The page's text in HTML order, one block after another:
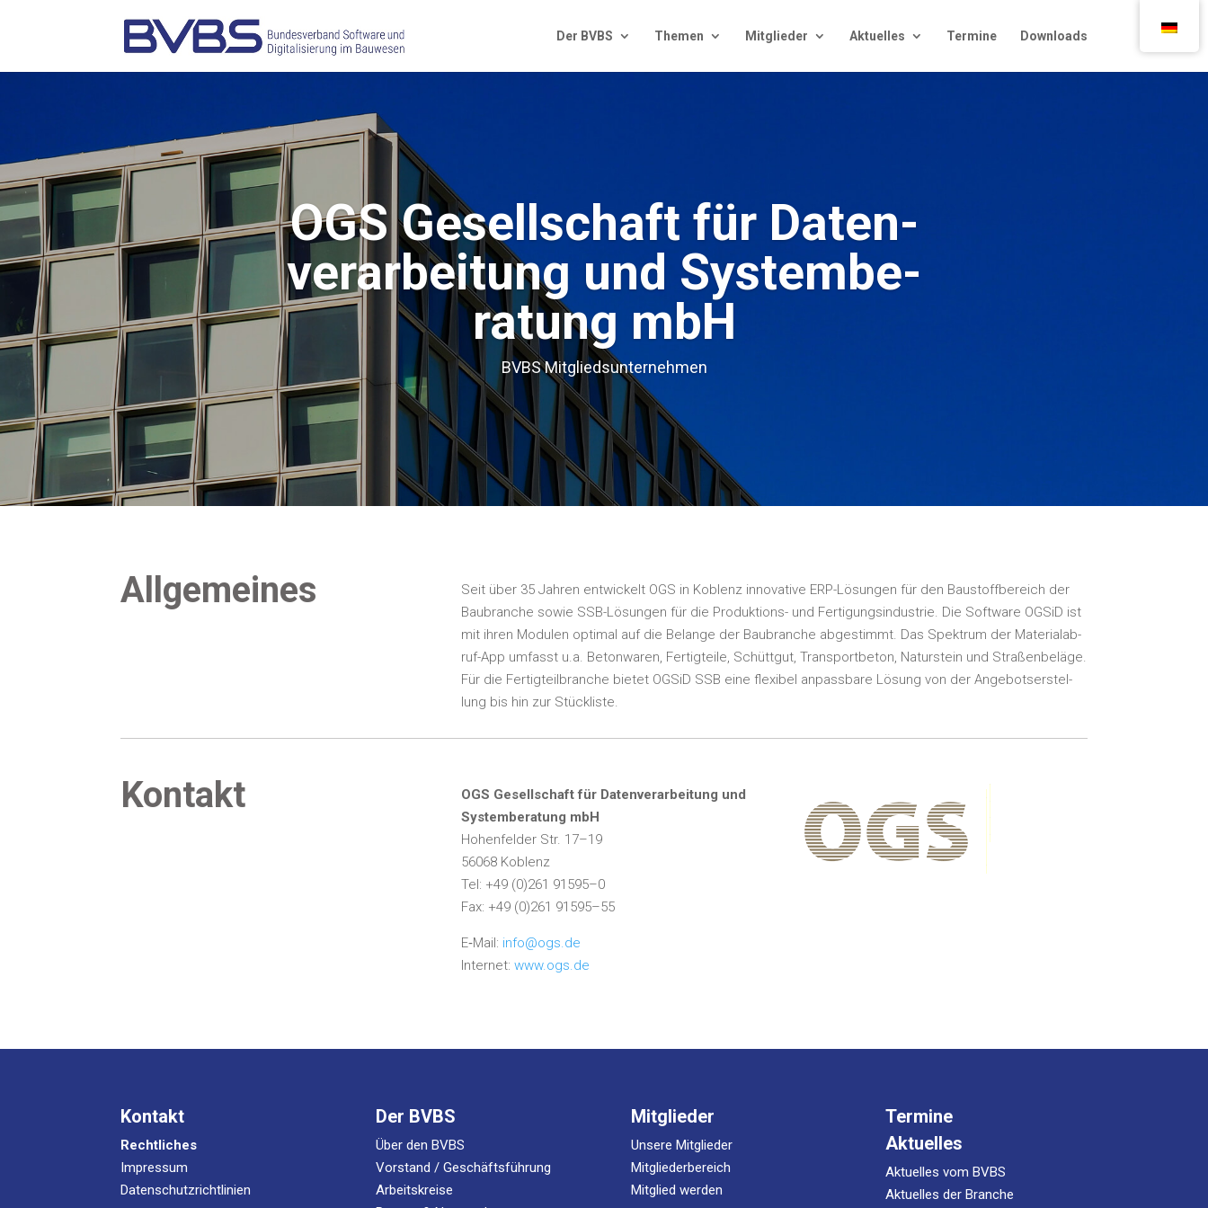
Der BVBS The­men Mit­glie­der Aktu­el­les Ter­mi­ne Down­loads
OGS Gesell­schaft für Daten­
ver­ar­bei­tung und Sys­tem­be­
ra­tung mbH
BVBS Mit­glieds­un­ter­neh­men
All­ge­mei­nes
Seit über 35 Jah­ren ent­wi­ckelt OGS in Koblenz inno­va­ti­ve ERP-Lösun­gen für den Bau­stoff­be­reich der
Bau­bran­che sowie SSB-Lösun­gen für die Pro­duk­ti­ons- und Fer­ti­gungs­in­dus­trie. Die Soft­ware OGS­iD ist
mit ihren Modu­len opti­mal auf die Belan­ge der Bau­bran­che abge­stimmt. Das Spek­trum der Mate­ri­al­ab­
ruf-App umfasst u.a. Beton­wa­ren, Fer­tig­tei­le, Schütt­gut, Trans­port­be­ton, Natur­stein und Stra­ßen­be­lä­ge.
Für die Fer­tig­teil­bran­che bie­tet OGS­iD SSB eine fle­xi­bel anpass­ba­re Lösung von der Ange­bots­er­stel­
lung bis hin zur Stückliste.
Kon­takt
OGS Gesell­schaft für Daten­ver­ar­bei­tung und
Sys­tem­be­ra­tung mbH
Hohen­fel­der Str. 17–19
56068 Koblenz
Tel: +49 (0)261 91595–0
Fax: +49 (0)261 91595–55
E‑Mail: info@ogs.de
Inter­net: www.ogs.de
Kontakt
Rechtliches
Impressum
Datenschutzrichtlinien
Der BVBS
Über den BVBS
Vorstand / Geschäftsführung
Arbeitskreise
Mitglieder
Unsere Mitglieder
Mitgliederbereich
Mitglied werden
Termine
Aktuelles
Aktuelles vom BVBS
Aktuelles der Branche